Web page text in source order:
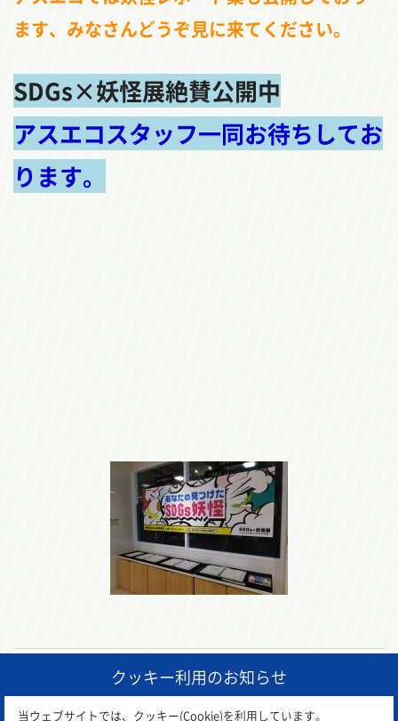
ます、みなさんどうぞ見に来てください。
SDGs×妖怪展絶賛公開中
アスエコスタッフ一同お待ちしてお
ります。
前の記事 一覧に戻る 次の記事
クッキー利用のお知らせ
当ウェブサイトでは、クッキー(Cookie)を利用しています。